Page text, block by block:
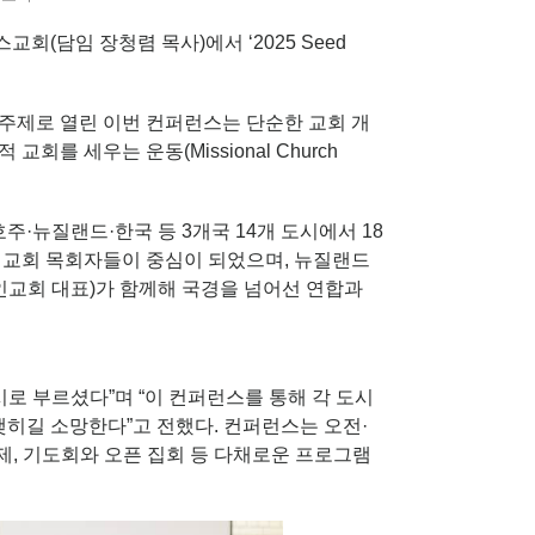
회(담임 장청렴 목사)에서 ‘2025 Seed
제로 열린 이번 컨퍼런스는 단순한 교회 개
교회를 세우는 운동(Missional Church
·뉴질랜드·한국 등 3개국 14개 도시에서 18
회 목회자들이 중심이 되었으며, 뉴질랜드
회 대표)가 함께해 국경을 넘어선 연합과
부르셨다”며 “이 컨퍼런스를 통해 각 도시
길 소망한다”고 전했다. 컨퍼런스는 오전·
, 기도회와 오픈 집회 등 다채로운 프로그램